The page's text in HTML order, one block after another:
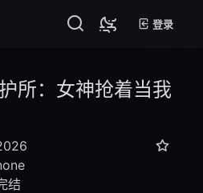
登录
所：女神抢着当我
结